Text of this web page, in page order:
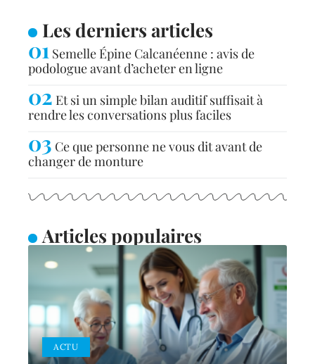
Les derniers articles
Semelle Épine Calcanéenne : avis de
podologue avant d’acheter en ligne
Et si un simple bilan auditif suffisait à
rendre les conversations plus faciles
Ce que personne ne vous dit avant de
changer de monture
Articles populaires
ACTU